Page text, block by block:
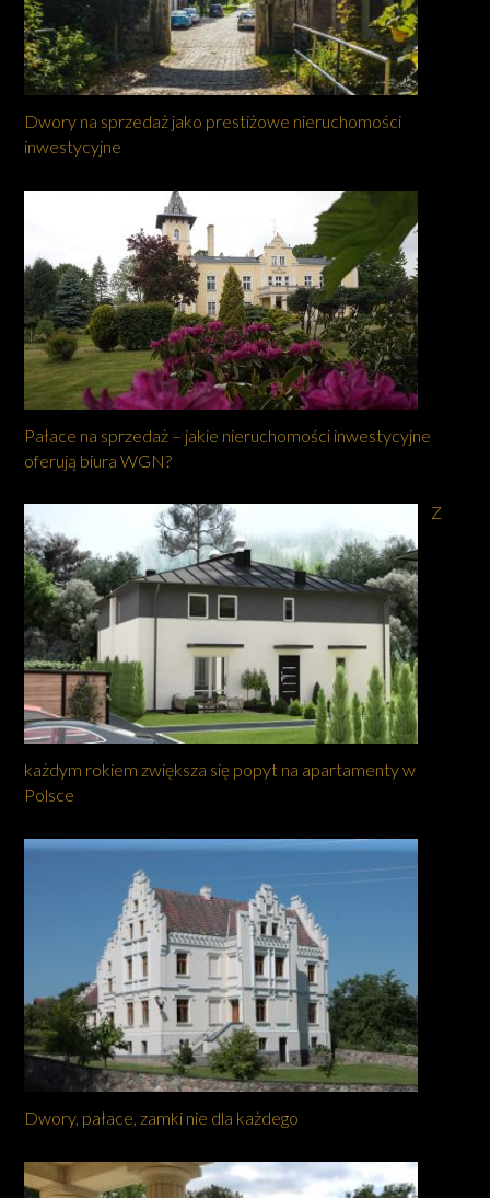
Dwory na sprzedaż jako prestiżowe nieruchomości
inwestycyjne
Pałace na sprzedaż – jakie nieruchomości inwestycyjne
oferują biura WGN?
Z
każdym rokiem zwiększa się popyt na apartamenty w
Polsce
Dwory, pałace, zamki nie dla każdego